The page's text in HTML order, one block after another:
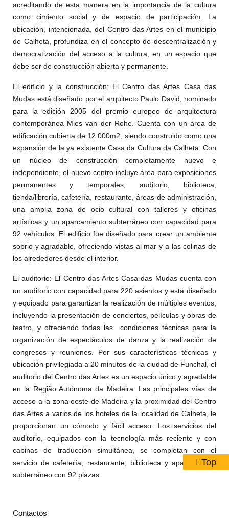
acreditando de esta manera en la importancia de la cultura
como cimiento social y de espacio de participación. La
ubicación, intencionada, del Centro das Artes en el municipio
de Calheta, profundiza en el concepto de descentralización y
democratización del acceso a la cultura, en un espacio que
debe ser de construcción abierta y permanente.
El edificio y la construcción: El Centro das Artes Casa das
Mudas está diseñado por el arquitecto Paulo David, nominado
para la edición 2005 del premio europeo de arquitectura
contemporánea Mies van der Rohe. Cuenta con un área de
edificación cubierta de 12.000m2, siendo construido como una
expansión de la ya existente Casa da Cultura da Calheta. Con
un núcleo de construcción completamente nuevo e
independiente, el nuevo centro incluye área para exposiciones
permanentes y temporales, auditorio, biblioteca,
tienda/librería, cafetería, restaurante, áreas de administración,
una amplia zona de ocio cultural con talleres y oficinas
artísticas y un aparcamiento subterráneo con capacidad para
92 vehículos. El edificio fue diseñado para crear un ambiente
sobrio y agradable, ofreciendo vistas al mar y a las colinas de
los alrededores desde el interior.
El auditorio: El Centro das Artes Casa das Mudas cuenta con
un auditorio con capacidad para 220 asientos y está diseñado
y equipado para garantizar la realización de múltiples eventos,
incluyendo la presentación de conciertos, películas y obras de
teatro, y ofreciendo todas las condiciones técnicas para la
organización de espectáculos de danza y la realización de
congresos y reuniones. Por sus características técnicas y
ubicación privilegiada a 20 minutos de la ciudad de Funchal, el
auditorio del Centro das Artes es un espacio único y agradable
en la Região Autónoma da Madeira. Las principales vías de
acceso a la zona oeste de Madeira y la proximidad del Centro
das Artes a varios de los hoteles de la localidad de Calheta, le
proporcionan un cómodo y fácil acceso. Los servicios del
auditorio, equipados con la tecnología más reciente y con
cabinas de traducción simultánea, se completan con el
servicio de cafetería, restaurante, biblioteca y aparcamiento
subterráneo con 92 plazas.
Contactos
Top